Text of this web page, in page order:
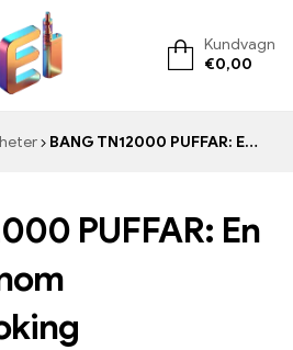
Kundvagn
€0,00
BANG TN12000 PUFFAR: En revolution inom långtidssmoking
PUFFAR: En